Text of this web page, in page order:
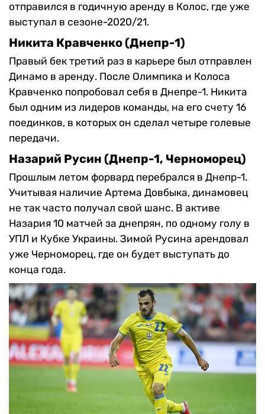
отправился в годичную аренду в Колос, где уже
выступал в сезоне-2020/21.
Никита Кравченко (Днепр-1)
Правый бек третий раз в карьере был отправлен
Динамо в аренду. После Олимпика и Колоса
Кравченко попробовал себя в Днепре-1. Никита
был одним из лидеров команды, на его счету 16
поединков, в которых он сделал четыре голевые
передачи.
Назарий Русин (Днепр-1, Черноморец)
Прошлым летом форвард перебрался в Днепр-1.
Учитывая наличие Артема Довбыка, динамовец
не так часто получал свой шанс. В активе
Назария 10 матчей за днепрян, по одному голу в
УПЛ и Кубке Украины. Зимой Русина арендовал
уже Черноморец, где он будет выступать до
конца года.